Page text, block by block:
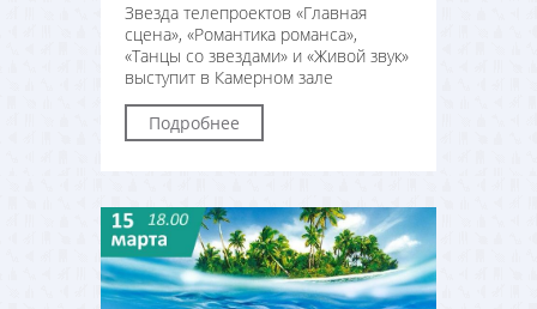
Звезда телепроектов «Главная
сцена», «Романтика романса»,
«Танцы со звездами» и «Живой звук»
выступит в Камерном зале
Подробнее